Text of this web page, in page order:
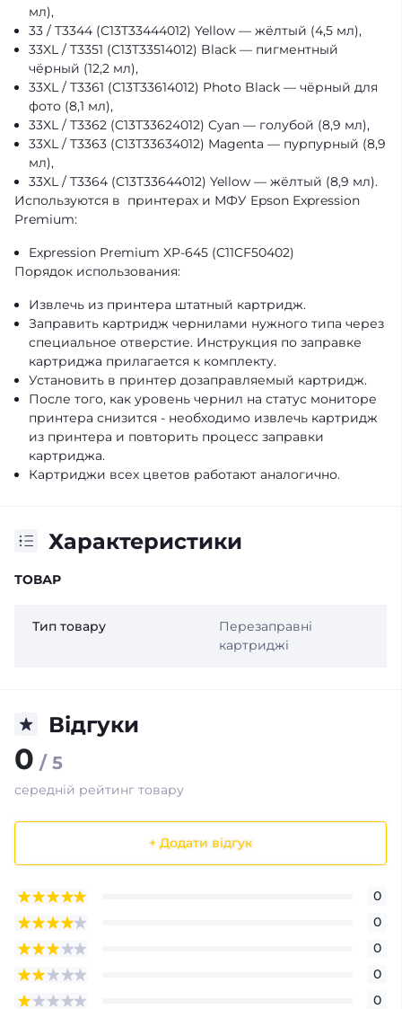
мл),
33 / T3344 (C13T33444012) Yellow — жёлтый (4,5 мл),
33XL / T3351 (C13T33514012) Black — пигментный
чёрный (12,2 мл),
33XL / T3361 (C13T33614012) Photo Black — чёрный для
фото (8,1 мл),
33XL / T3362 (C13T33624012) Cyan — голубой (8,9 мл),
33XL / T3363 (C13T33634012) Magenta — пурпурный (8,9
мл),
33XL / T3364 (C13T33644012) Yellow — жёлтый (8,9 мл).
Используются в принтерах и МФУ Epson Expression
Premium:
Expression Premium XP-645 (C11CF50402)
Порядок использования:
Извлечь из принтера штатный картридж.
Заправить картридж чернилами нужного типа через
специальное отверстие. Инструкция по заправке
картриджа прилагается к комплекту.
Установить в принтер дозаправляемый картридж.
После того, как уровень чернил на статус мониторе
принтера снизится - необходимо извлечь картридж
из принтера и повторить процесс заправки
картриджа.
Картриджи всех цветов работают аналогично.
Характеристики
ТОВАР
Тип товару
Перезаправні
картриджі
Відгуки
0 / 5
середній рейтинг товару
+ Додати відгук
0
0
0
0
0